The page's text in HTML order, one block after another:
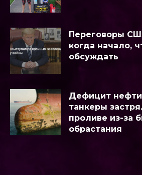
Переговоры
когда начало,
обсуждать
Дефицит
танкеры
проливе из-за
обрастания